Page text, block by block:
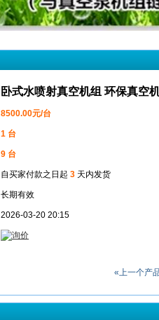
卧式水喷射真空机组 环保真空
8500.00元/台
1 台
9 台
自买家付款之日起 3 天内发货
长期有效
2026-03-20 20:15
«上一个产